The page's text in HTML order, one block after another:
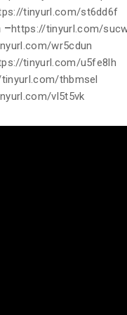
tinyurl.com/st6dd6f
–https://tinyurl.com/
wr5cdun
tinyurl.com/u5fe8lh
thbmsel
vl5t5vk